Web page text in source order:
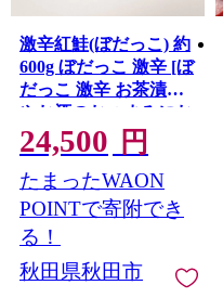
激辛紅鮭(ぼだっこ) 約
600g ぼだっこ 激辛 [ぼ
だっこ 激辛 お茶漬け
やお酒のおつまみにお
すすめ] 秋田県秋田市
24,500 円
たまったWAON
POINTで寄附でき
る！
秋田県秋田市